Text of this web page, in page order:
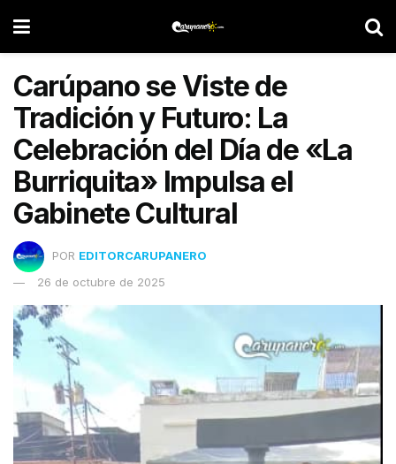
Carúpano se Viste de
Tradición y Futuro: La
Celebración del Día de «La
Burriquita» Impulsa el
Gabinete Cultural
POR EDITORCARUPANERO
26 de octubre de 2025